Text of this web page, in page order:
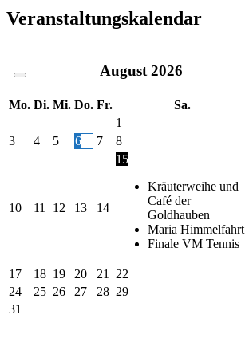
Veranstaltungskalendar
August 2026
Mo. Di. Mi. Do. Fr. Sa.
1
3
4 5 6 7 8
10 11 12 13 14
15
Kräuterweihe und
Café der
Goldhauben
Maria Himmelfahrt
Finale VM Tennis
17 18 19 20 21 22
24
25 26 27 28 29
31